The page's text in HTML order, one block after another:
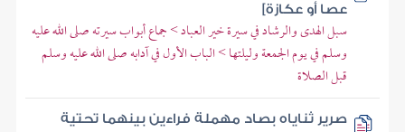
عصا أو عكازة]
سبل الهدى والرشاد في سيرة خير العباد > جماع أبواب سيرته صلى الله عليه
وسلم في يوم الجمعة وليلتها > الباب الأول في آدابه صلى الله عليه وسلم
قبل الصلاة
صرير ثناياه بصاد مهملة فراءين بينهما تحتية